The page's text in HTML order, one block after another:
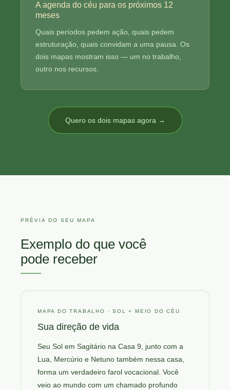
A agenda do céu para os próximos 12
meses
Quais períodos pedem ação, quais pedem
estruturação, quais convidam a uma pausa. Os
dois mapas mostram isso — um no trabalho,
outro nos recursos.
Quero os dois mapas agora →
PRÉVIA DO SEU MAPA
Exemplo do que você
pode receber
MAPA DO TRABALHO · SOL + MEIO DO CÉU
Sua direção de vida
Seu Sol em Sagitário na Casa 9, junto com a
Lua, Mercúrio e Netuno também nessa casa,
forma um verdadeiro farol vocacional. Você
veio ao mundo com um chamado profundo